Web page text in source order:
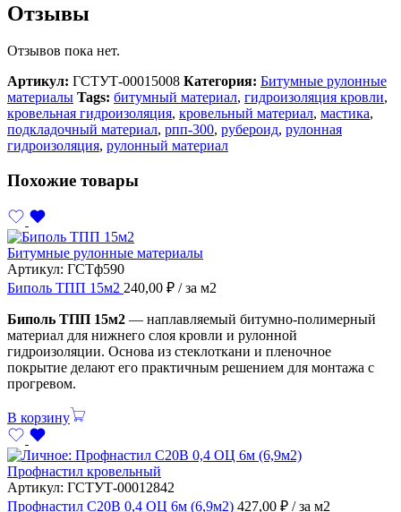
Отзывы
Отзывов пока нет.
Артикул: ГСТУТ-00015008 Категория: Битумные рулонные
материалы Tags: битумный материал, гидроизоляция кровли,
кровельная гидроизоляция, кровельный материал, мастика,
подкладочный материал, рпп-300, рубероид, рулонная
гидроизоляция, рулонный материал
Похожие товары
Битумные рулонные материалы
Артикул: ГСТф590
Биполь ТПП 15м2 240,00 ₽ / за м2
Биполь ТПП 15м2 — наплавляемый битумно-полимерный
материал для нижнего слоя кровли и рулонной
гидроизоляции. Основа из стеклоткани и пленочное
покрытие делают его практичным решением для монтажа с
прогревом.
В корзину
Профнастил кровельный
Артикул: ГСТУТ-00012842
Профнастил С20В 0,4 ОЦ 6м (6,9м2) 427,00 ₽ / за м2